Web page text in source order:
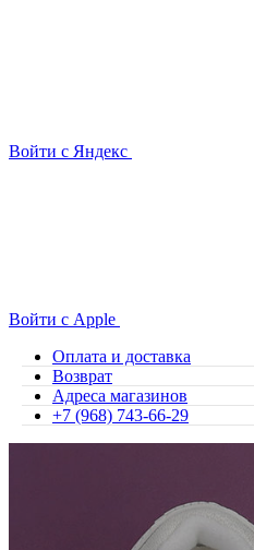
Войти с Яндекс
Войти с Apple
Оплата и доставка
Возврат
Адреса магазинов
+7 (968) 743-66-29